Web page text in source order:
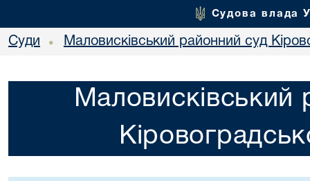
Судова влада
Суди • Маловисківський районний суд
Маловисківський